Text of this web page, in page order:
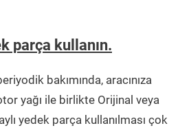
parça kullanın.
bakımında, aracınıza
yağı ile birlikte Orijinal veya
yedek parça kullanılması çok